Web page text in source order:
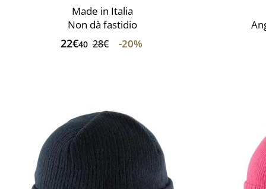
Made in Italia
Non dà fastidio
22€40 28€ -20%